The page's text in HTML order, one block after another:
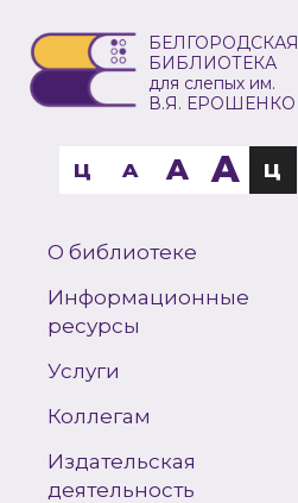
БЕЛГОРОДСКАЯ
БИБЛИОТЕКА
для слепых им.
В.Я. ЕРОШЕНКО
Ц A A A Ц
О библиотеке
Информационные
ресурсы
Услуги
Коллегам
Издательская
деятельность